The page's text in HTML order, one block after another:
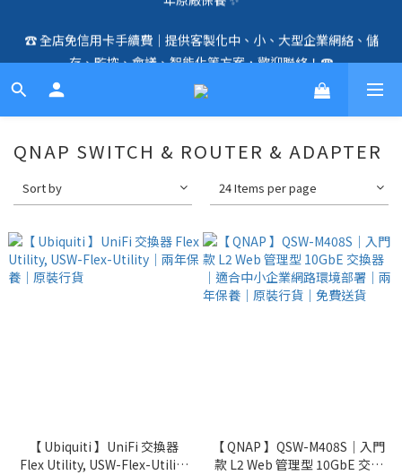
（SSD、HDD、UPS 除外）🛍️
存、監控、會議、智能化等方案，歡迎聯絡！☎️
🛍️  全店免信用卡手續費、購物滿 HK$1000，即享免運優惠！
QNAP SWITCH & ROUTER & ADAPTER
Sort by 24 Items per page
【 Ubiquiti 】UniFi 交換器
Flex Utility, USW-Flex-Utility
【 QNAP 】QSW-M408S｜入門
款 L2 Web 管理型 10GbE 交換